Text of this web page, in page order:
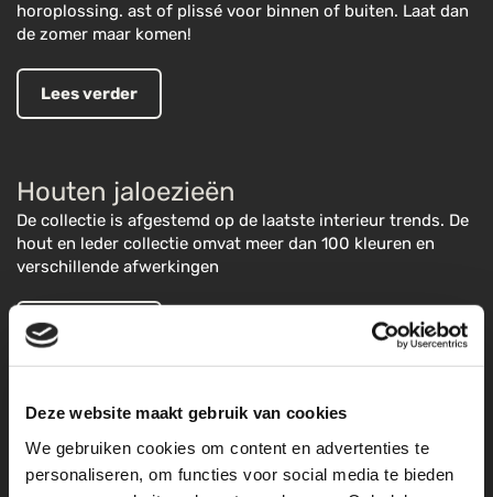
Deze website maakt gebruik van cookies
We gebruiken cookies om content en advertenties te
personaliseren, om functies voor social media te bieden
horoplossing. ast of plissé voor binnen of buiten. Laat dan
de zomer maar komen!
Lees verder
Houten jaloezieën
De collectie is afgestemd op de laatste interieur trends. De
hout en leder collectie omvat meer dan 100 kleuren en
verschillende afwerkingen
Lees verder
aluminium jaloezieën
Onze collectie aluminium jaloezieën, omvat in een breed
scala aan kleuren en diverse lamel breedtes.